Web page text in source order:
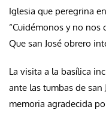
Iglesia que peregrina
“Cuidémonos y no nos
Que san José obrero
La visita a la basílica
ante las tumbas de san
memoria agradecida